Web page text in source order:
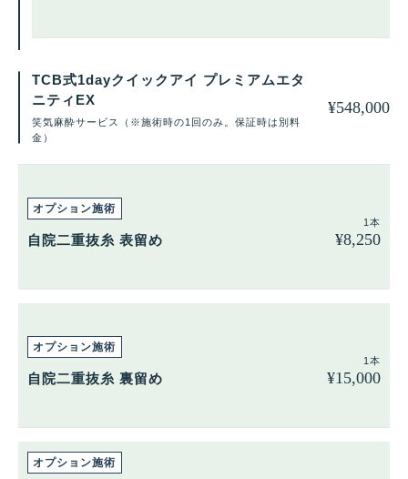
TCB式1dayクイックアイ プレミアムエタ
ニティEX
笑気麻酔サービス（※施術時の1回のみ。保証時は別料
金）
¥548,000
自院二重抜糸 表留め
1本
¥8,250
自院二重抜糸 裏留め
1本
¥15,000